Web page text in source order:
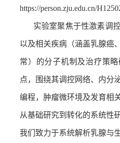
https://person.zju.edu.cn/
实验室聚焦于性激素调
以及相关疾病（涵盖乳腺癌
常）的分子机制及治疗策
点，围绕其调控网络、内分
编程，肿瘤微环境及发育相
从基础研究到转化的系统性
我们致力于系统解析乳腺与